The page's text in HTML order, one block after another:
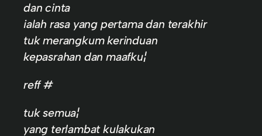
dan cinta
ialah rasa yang pertama dan terakhir
tuk merangkum kerinduan
kepasrahan dan maafku¦
reff #
tuk semua¦
yang terlambat kulakukan